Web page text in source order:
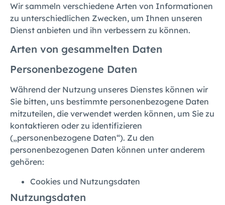
Wir sammeln verschiedene Arten von Informationen
zu unterschiedlichen Zwecken, um Ihnen unseren
Dienst anbieten und ihn verbessern zu können.
Arten von gesammelten Daten
Personenbezogene Daten
Während der Nutzung unseres Dienstes können wir
Sie bitten, uns bestimmte personenbezogene Daten
mitzuteilen, die verwendet werden können, um Sie zu
kontaktieren oder zu identifizieren
(„personenbezogene Daten“). Zu den
personenbezogenen Daten können unter anderem
gehören:
Cookies und Nutzungsdaten
Nutzungsdaten